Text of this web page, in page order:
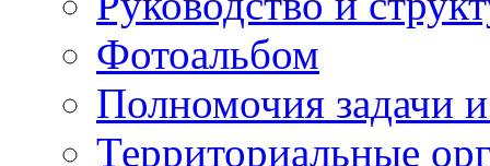
Фотоальбом
Полномочия задачи
Территориальные